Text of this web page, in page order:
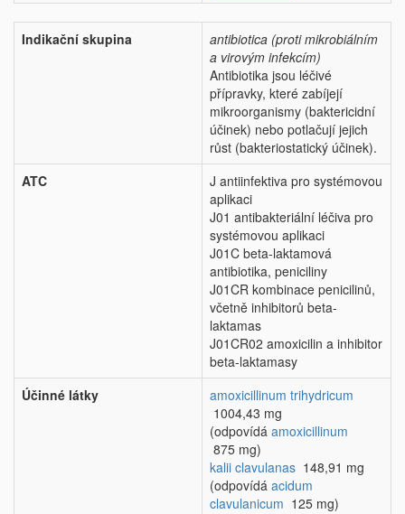
Indikační skupina
antibiotica (proti mikrobiálním
a virovým infekcím)
Antibiotika jsou léčivé
přípravky, které zabíjejí
mikroorganismy (baktericidní
účinek) nebo potlačují jejich
růst (bakteriostatický účinek).
ATC
J antiinfektiva pro systémovou
aplikaci
J01 antibakteriální léčiva pro
systémovou aplikaci
J01C beta-laktamová
antibiotika, peniciliny
J01CR kombinace penicilinů,
včetně inhibitorů beta-
laktamas
J01CR02 amoxicilin a inhibitor
beta-laktamasy
Účinné látky
amoxicillinum trihydricum
1004,43 mg
(odpovídá amoxicillinum
875 mg)
kalii clavulanas 148,91 mg
(odpovídá acidum
clavulanicum 125 mg)